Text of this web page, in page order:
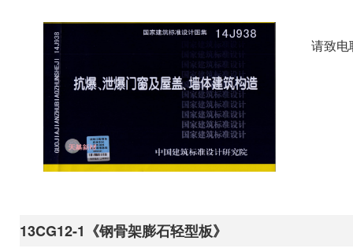
请致电
13CG12-1《钢骨架膨石轻型板》